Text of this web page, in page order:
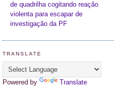
de quadrilha cogitando reação
violenta para escapar de
investigação da PF
TRANSLATE
Powered by Translate